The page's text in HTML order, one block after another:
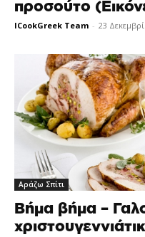
προσούτο
ICookGreek Team - 23
Αράζω Σπίτι
Βήμα βήμα –